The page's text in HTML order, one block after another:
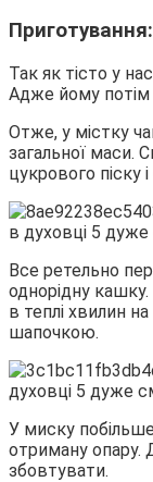
Приготування:
Так як тісто у
Адже йому потім
Отже, у містку
загальної маси.
цукрового піску
Все ретельно
однорідну
в теплі хвилин
шапочкою.
У миску
отриману опару.
збовтувати.